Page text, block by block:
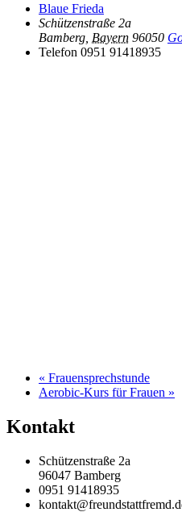
Blaue Frieda
Schützenstraße 2a
Bamberg Bayern 96050
Telefon 0951 91418935
« Frauensprechstunde
Aerobic-Kurs für Frauen »
Kontakt
Schützenstraße 2a
96047 Bamberg
0951 91418935